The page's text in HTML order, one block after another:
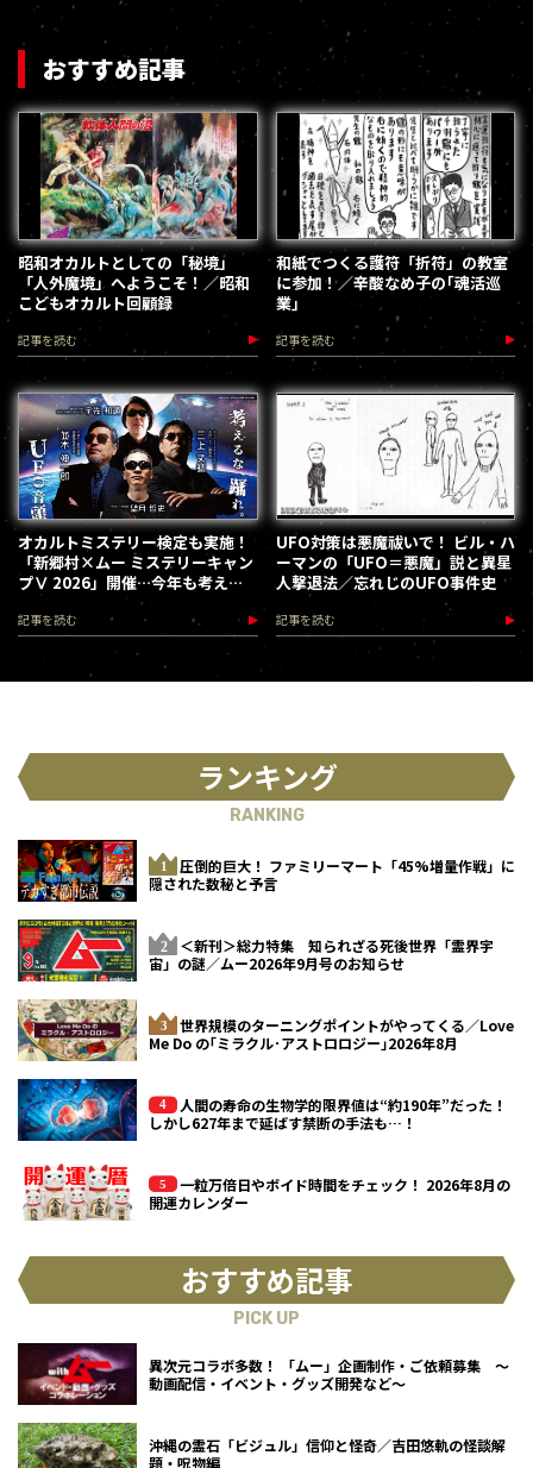
おすすめ記事
昭和オカルトとしての「秘境」
「人外魔境」へようこそ！／昭和
こどもオカルト回顧録
記事を読む
和紙でつくる護符「折符」の教室
に参加！／辛酸なめ子の｢魂活巡
業｣
記事を読む
オカルトミステリー検定も実施！
「新郷村×ムー ミステリーキャン
プⅤ 2026」開催…今年も考える
な、踊れ！（2026.9.12）
記事を読む
UFO対策は悪魔祓いで！ ビル・ハ
ーマンの「UFO＝悪魔」説と異星
人撃退法／忘れじのUFO事件史
記事を読む
ランキング
RANKING
圧倒的巨大！ ファミリーマート「45%増量作戦」に
隠された数秘と予言
＜新刊＞総力特集 知られざる死後世界「霊界宇
宙」の謎／ムー2026年9月号のお知らせ
世界規模のターニングポイントがやってくる／Love
Me Do の｢ミラクル･アストロロジー｣2026年8月
人間の寿命の生物学的限界値は“約190年”だった！
しかし627年まで延ばす禁断の手法も…！
一粒万倍日やボイド時間をチェック！ 2026年8月の
開運カレンダー
おすすめ記事
PICK UP
異次元コラボ多数！ 「ムー」企画制作・ご依頼募集 ～
動画配信・イベント・グッズ開発など～
沖縄の霊石「ビジュル」信仰と怪奇／吉田悠軌の怪談解
題・呪物編